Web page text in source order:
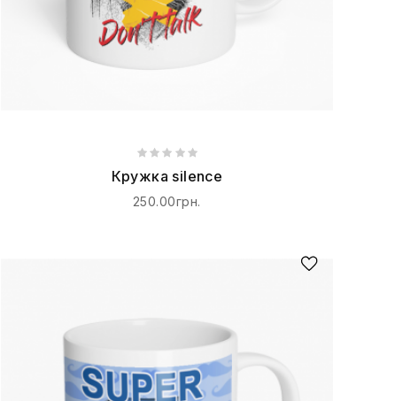
Кружка silence
250.00грн.